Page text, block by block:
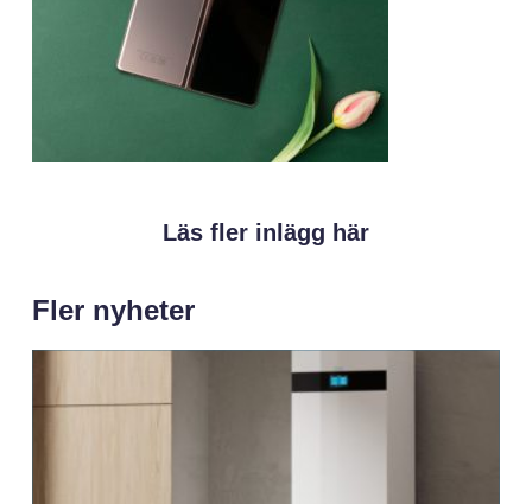
Läs fler inlägg här
Fler nyheter